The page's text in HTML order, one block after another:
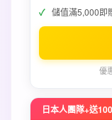
儲值滿5,000即
優
日本人團隊+送